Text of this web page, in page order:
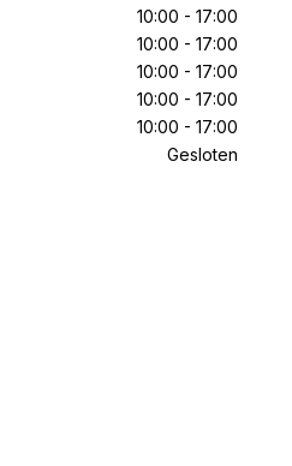
10:00 - 17:00
10:00 - 17:00
10:00 - 17:00
10:00 - 17:00
10:00 - 17:00
Gesloten